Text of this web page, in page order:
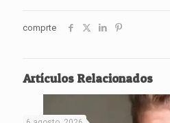
comprte
Artículos Relacionados